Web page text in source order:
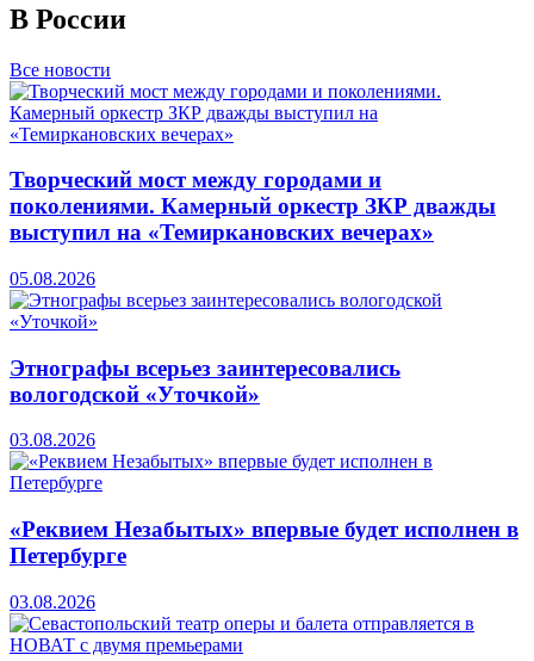
В России
Все новости
Творческий мост между городами и
поколениями. Камерный оркестр ЗКР дважды
выступил на «Темиркановских вечерах»
05.08.2026
Этнографы всерьез заинтересовались
вологодской «Уточкой»
03.08.2026
«Реквием Незабытых» впервые будет исполнен в
Петербурге
03.08.2026